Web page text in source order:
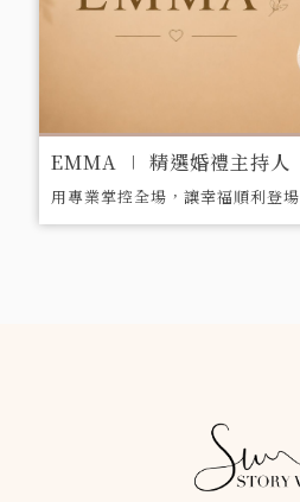
EMMA ∣ 精選婚禮主持人
用專業掌控全場，讓幸福順利登場